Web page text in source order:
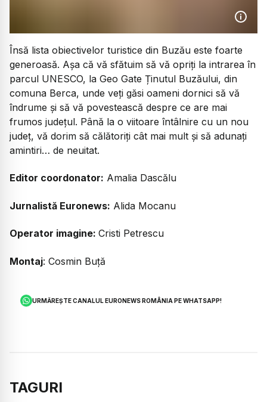
Însă lista obiectivelor turistice din Buzău este foarte
generoasă. Așa că vă sfătuim să vă opriți la intrarea în
parcul UNESCO, la Geo Gate Ținutul Buzăului, din
comuna Berca, unde veți găsi oameni dornici să vă
îndrume și să vă povestească despre ce are mai
frumos județul. Până la o viitoare întâlnire cu un nou
județ, vă dorim să călătoriți cât mai mult și să adunați
amintiri… de neuitat.
Editor coordonator: Amalia Dascălu
Jurnalistă Euronews: Alida Mocanu
Operator imagine: Cristi Petrescu
Montaj: Cosmin Buță
URMĂREȘTE CANALUL EURONEWS ROMÂNIA PE WHATSAPP!
TAGURI